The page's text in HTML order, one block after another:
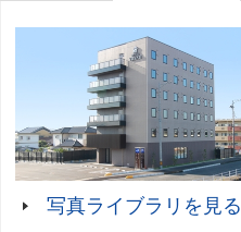
写真ライブラリを見る